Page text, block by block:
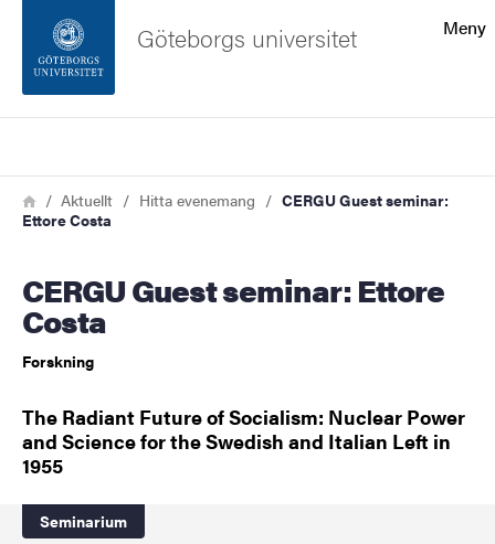
Sidfoten
Om webbplatsen
Meny
Göteborgs universitet
Länkstig
HemAktuellt Hitta evenemang
CERGU Guest seminar:
Ettore Costa
CERGU Guest seminar: Ettore
Costa
Forskning
The Radiant Future of Socialism: Nuclear Power
and Science for the Swedish and Italian Left in
1955
Seminarium